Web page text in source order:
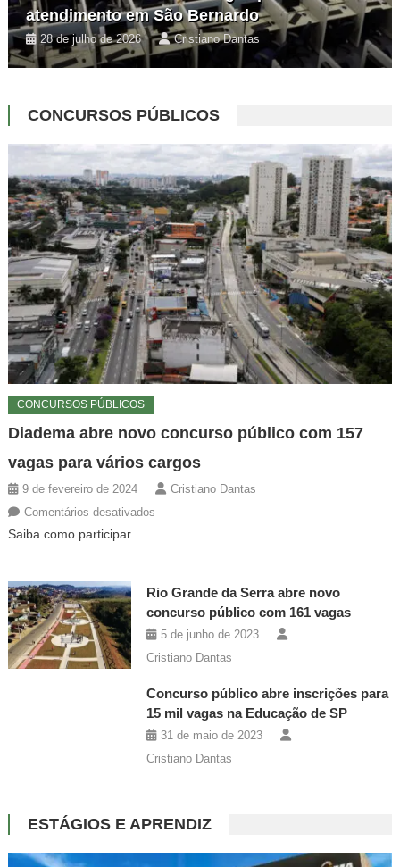
atendimento em São Bernardo
28 de julho de 2026 Cristiano Dantas
CONCURSOS PÚBLICOS
CONCURSOS PÚBLICOS
Diadema abre novo concurso público com 157
vagas para vários cargos
9 de fevereiro de 2024
Cristiano Dantas
Comentários desativadosem
concurso
público
com
157
para
vários
cargos
Saiba como participar.
Rio Grande da Serra abre novo
concurso público com 161 vagas
5 de junho de 2023
Cristiano Dantas
Concurso público abre inscrições para
15 mil vagas na Educação de SP
31 de maio de 2023
Cristiano Dantas
ESTÁGIOS E APRENDIZ